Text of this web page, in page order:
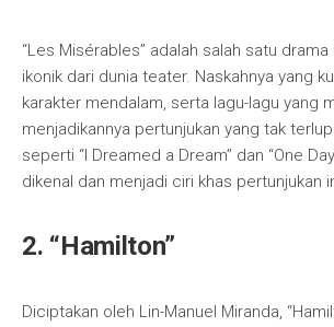
“Les Misérables” adalah salah satu
ikonik dari dunia teater. Naskahnya yang
karakter mendalam, serta lagu-lagu yang
menjadikannya pertunjukan yang tak
seperti “I Dreamed a Dream” dan “One
dikenal dan menjadi ciri khas pertunjukan
2. “Hamilton”
Diciptakan oleh Lin-Manuel Miranda,